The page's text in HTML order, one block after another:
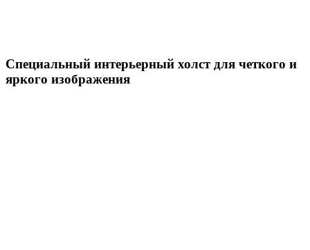
Специальный интерьерный холст для четкого и
яркого изображения